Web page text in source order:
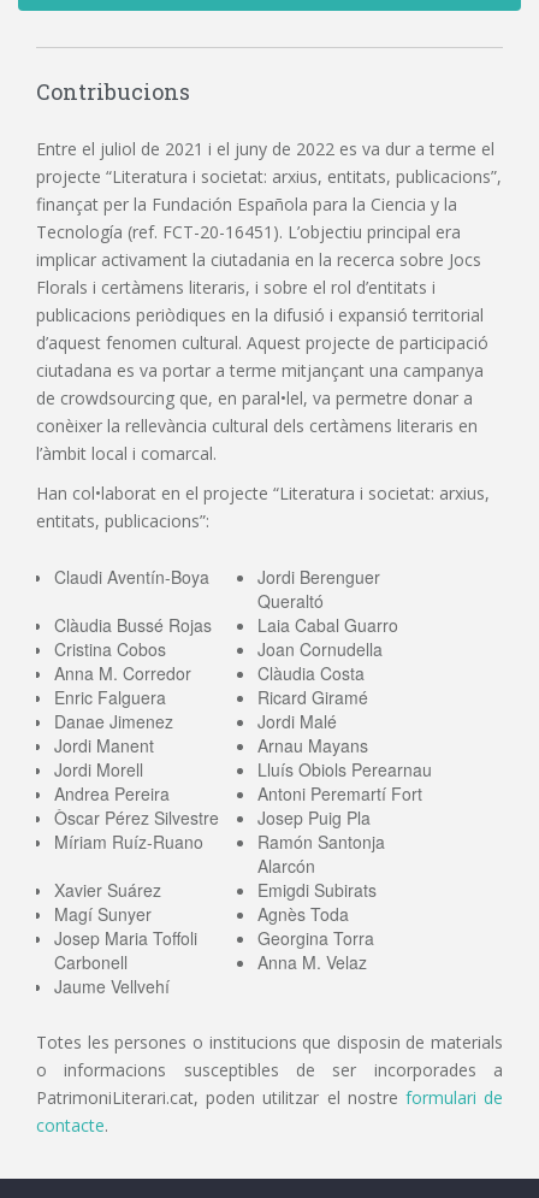
Contribucions
Entre el juliol de 2021 i el juny de 2022 es va dur a terme el
projecte “Literatura i societat: arxius, entitats, publicacions”,
finançat per la Fundación Española para la Ciencia y la
Tecnología (ref. FCT-20-16451). L’objectiu principal era
implicar activament la ciutadania en la recerca sobre Jocs
Florals i certàmens literaris, i sobre el rol d’entitats i
publicacions periòdiques en la difusió i expansió territorial
d’aquest fenomen cultural. Aquest projecte de participació
ciutadana es va portar a terme mitjançant una campanya
de crowdsourcing que, en paral•lel, va permetre donar a
conèixer la rellevància cultural dels certàmens literaris en
l’àmbit local i comarcal.
Han col•laborat en el projecte “Literatura i societat: arxius,
entitats, publicacions”:
Claudi Aventín-Boya
Jordi Berenguer
Queraltó
Clàudia Bussé Rojas
Laia Cabal Guarro
Cristina Cobos
Joan Cornudella
Anna M. Corredor
Clàudia Costa
Enric Falguera
Ricard Giramé
Danae Jimenez
Jordi Malé
Jordi Manent
Arnau Mayans
Jordi Morell
Lluís Obiols Perearnau
Andrea Pereira
Antoni Peremartí Fort
Òscar Pérez Silvestre
Josep Puig Pla
Míriam Ruíz-Ruano
Ramón Santonja
Alarcón
Xavier Suárez
Emigdi Subirats
Magí Sunyer
Agnès Toda
Josep Maria Toffoli
Carbonell
Georgina Torra
Anna M. Velaz
Jaume Vellvehí
Totes les persones o institucions que disposin de materials
o informacions susceptibles de ser incorporades a
PatrimoniLiterari.cat, poden utilitzar el nostre formulari de
contacte.